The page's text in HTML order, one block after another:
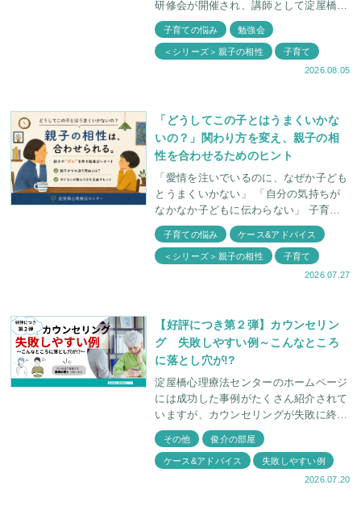
研修会が開催され、講師として淀屋橋心
理療法センター 臨床心理士・福田俊介
がお話しさせていただきました。 講義
名
子育ての悩み 勉強会
＜シリーズ＞親子の相性
子育て
2026.08.05
「どうしてこの子とはうまくいかな
いの？」関わり方を変え、親子の相
性を合わせるためのヒント
「愛情を注いでいるのに、なぜか子ども
とうまくいかない」 「自分の気持ちが
なかなか子どもに伝わらない」 子育て
をしていると、そんなもどかしさを感じ
ることがあります。 2026年5月25日、淀
屋
子育ての悩み ケース&アドバイス
＜シリーズ＞親子の相性
子育て
2026.07.27
【好評につき第２弾】カウンセリン
グ 失敗しやすい例～こんなところ
に落とし穴が!?
淀屋橋心理療法センターのホームページ
には成功した事例がたくさん紹介されて
いますが、カウンセリングが失敗に終わ
ってしまうケースも存在します。 今回
は、前回好評だった カウンセリングに
失敗しやすい例
その他 俊介の部屋
ケース&アドバイス
失敗しやすい例
2026.07.20